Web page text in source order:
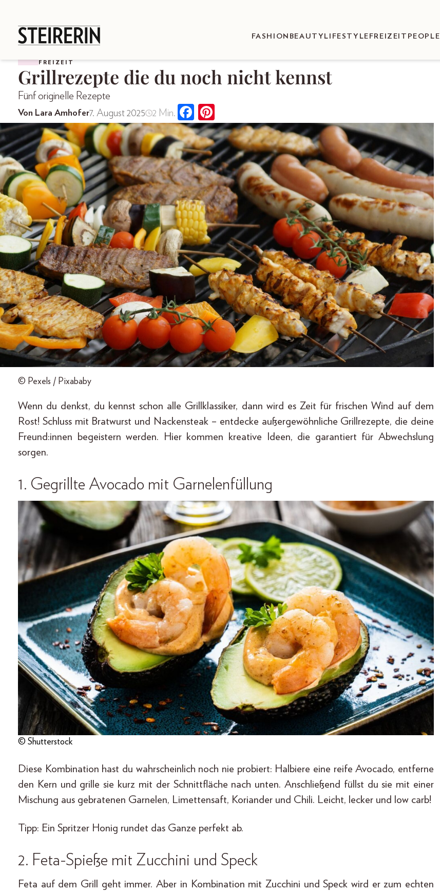
FASHION BEAUTY LIFESTYLE FREIZEIT PEOPLE
FREIZEIT
Grillrezepte die du noch nicht kennst
Fünf originelle Rezepte
Von Lara Amhofer7. August 2025 2 Min.
© Pexels / Pixababy
Wenn du denkst, du kennst schon alle Grillklassiker, dann wird es Zeit für frischen Wind auf dem
Rost! Schluss mit Bratwurst und Nackensteak – entdecke außergewöhnliche Grillrezepte, die deine
Freund:innen begeistern werden. Hier kommen kreative Ideen, die garantiert für Abwechslung
sorgen.
1. Gegrillte Avocado mit Garnelenfüllung
© Shutterstock
Diese Kombination hast du wahrscheinlich noch nie probiert: Halbiere eine reife Avocado, entferne
den Kern und grille sie kurz mit der Schnittfläche nach unten. Anschließend füllst du sie mit einer
Mischung aus gebratenen Garnelen, Limettensaft, Koriander und Chili. Leicht, lecker und low carb!
Tipp: Ein Spritzer Honig rundet das Ganze perfekt ab.
2. Feta-Spieße mit Zucchini und Speck
Feta auf dem Grill geht immer. Aber in Kombination mit Zucchini und Speck wird er zum echten